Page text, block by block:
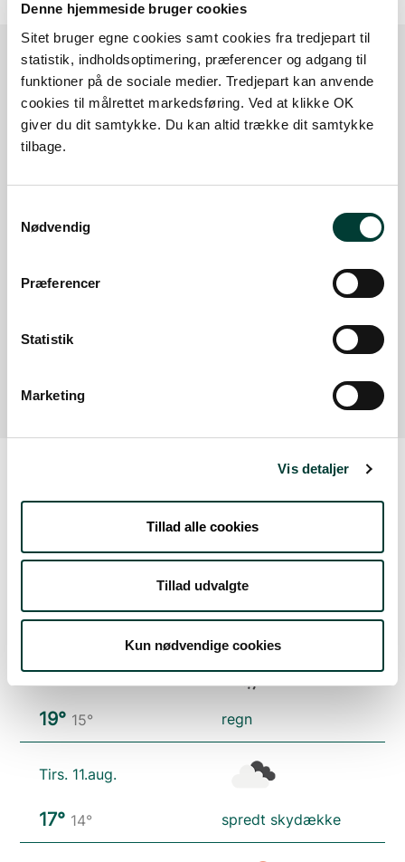
Denne hjemmeside bruger cookies
Sitet bruger egne cookies samt cookies fra tredjepart til
statistik, indholdsoptimering, præferencer og adgang til
funktioner på de sociale medier. Tredjepart kan anvende
cookies til målrettet markedsføring. Ved at klikke OK
giver du dit samtykke. Du kan altid trække dit samtykke
tilbage.
Nødvendig
Præferencer
Statistik
Marketing
Vis detaljer
Tillad alle cookies
Tillad udvalgte
Kun nødvendige cookies
Sådan kommer du dertil
Parkering
Med offentlig transport
Google Maps
P-plads til 15 - 20 personbiler
Vejrudsigt
20°17° skydække
Man. 10.aug.
19° 15° regn
Tirs. 11.aug.
17° 14° spredt skydække